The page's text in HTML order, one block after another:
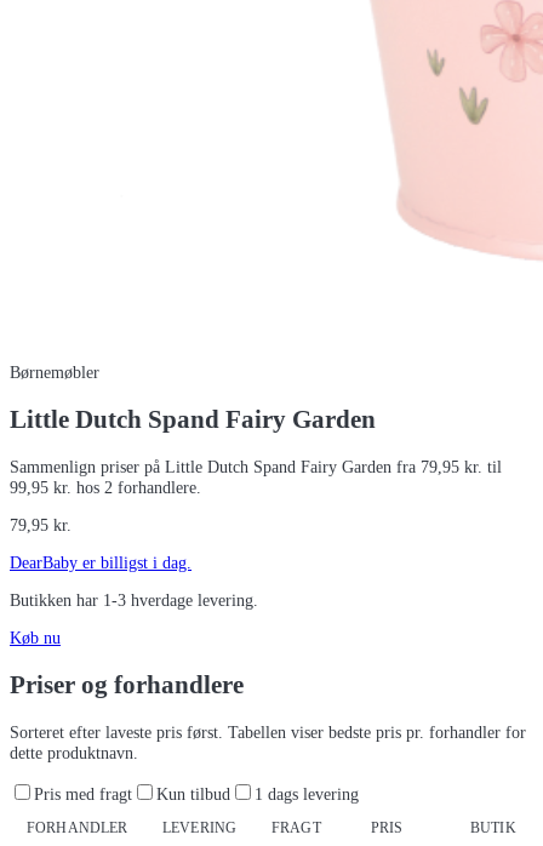
Børnemøbler
Little Dutch Spand Fairy Garden
Sammenlign priser på Little Dutch Spand Fairy Garden fra 79,95 kr. til
99,95 kr. hos 2 forhandlere.
79,95 kr.
DearBaby er billigst i dag.
Butikken har 1-3 hverdage levering.
Køb nu
Priser og forhandlere
Sorteret efter laveste pris først. Tabellen viser bedste pris pr. forhandler for
dette produktnavn.
Pris med fragt Kun tilbud 1 dags levering
FORHANDLER LEVERING FRAGT PRIS BUTIK